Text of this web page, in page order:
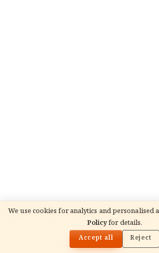
We use cookies for analytics and personalised
Policyfor details.
Accept all Reject
तिरुमला ब्रह्मोत्सवम 2026: 9-दिवसीय वाहन सेवा
वाहनम & NRI बुकिंग गाइड